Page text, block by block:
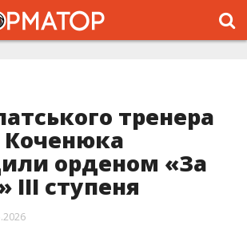
тренера
орденом «За
ІІІ ступеня